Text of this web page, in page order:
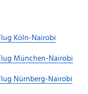
Köln-Nairobi
München-Nairobi
Nürnberg-Nairobi